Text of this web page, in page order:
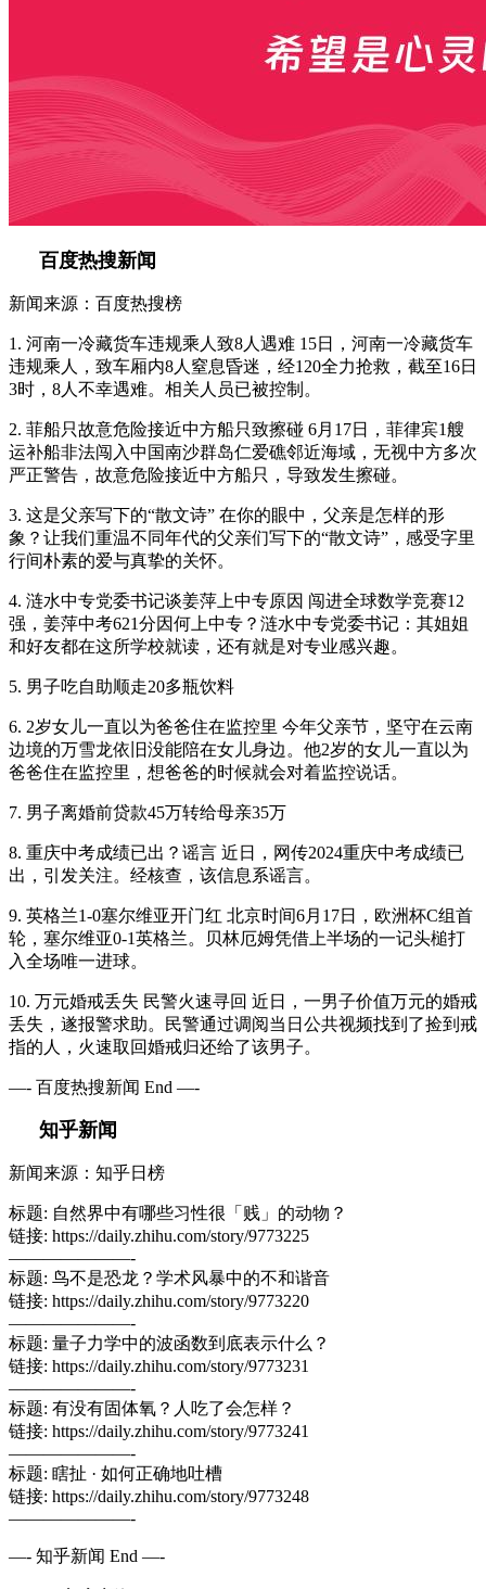
百度热搜新闻
新闻来源：百度热搜榜
1. 河南一冷藏货车违规乘人致8人遇难 15日，河南一冷藏货车
违规乘人，致车厢内8人窒息昏迷，经120全力抢救，截至16日
3时，8人不幸遇难。相关人员已被控制。
2. 菲船只故意危险接近中方船只致擦碰 6月17日，菲律宾1艘
运补船非法闯入中国南沙群岛仁爱礁邻近海域，无视中方多次
严正警告，故意危险接近中方船只，导致发生擦碰。
3. 这是父亲写下的“散文诗” 在你的眼中，父亲是怎样的形
象？让我们重温不同年代的父亲们写下的“散文诗”，感受字里
行间朴素的爱与真挚的关怀。
4. 涟水中专党委书记谈姜萍上中专原因 闯进全球数学竞赛12
强，姜萍中考621分因何上中专？涟水中专党委书记：其姐姐
和好友都在这所学校就读，还有就是对专业感兴趣。
5. 男子吃自助顺走20多瓶饮料
6. 2岁女儿一直以为爸爸住在监控里 今年父亲节，坚守在云南
边境的万雪龙依旧没能陪在女儿身边。他2岁的女儿一直以为
爸爸住在监控里，想爸爸的时候就会对着监控说话。
7. 男子离婚前贷款45万转给母亲35万
8. 重庆中考成绩已出？谣言 近日，网传2024重庆中考成绩已
出，引发关注。经核查，该信息系谣言。
9. 英格兰1-0塞尔维亚开门红 北京时间6月17日，欧洲杯C组首
轮，塞尔维亚0-1英格兰。贝林厄姆凭借上半场的一记头槌打
入全场唯一进球。
10. 万元婚戒丢失 民警火速寻回 近日，一男子价值万元的婚戒
丢失，遂报警求助。民警通过调阅当日公共视频找到了捡到戒
指的人，火速取回婚戒归还给了该男子。
—- 百度热搜新闻 End —-
知乎新闻
新闻来源：知乎日榜
标题: 自然界中有哪些习性很「贱」的动物？
链接: https://daily.zhihu.com/story/9773225
———————-
标题: 鸟不是恐龙？学术风暴中的不和谐音
链接: https://daily.zhihu.com/story/9773220
———————-
标题: 量子力学中的波函数到底表示什么？
链接: https://daily.zhihu.com/story/9773231
———————-
标题: 有没有固体氧？人吃了会怎样？
链接: https://daily.zhihu.com/story/9773241
———————-
标题: 瞎扯 · 如何正确地吐槽
链接: https://daily.zhihu.com/story/9773248
———————-
—- 知乎新闻 End —-